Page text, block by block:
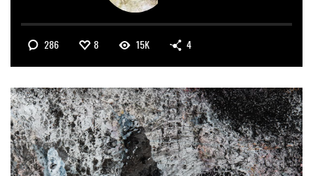
286 8 15K 4